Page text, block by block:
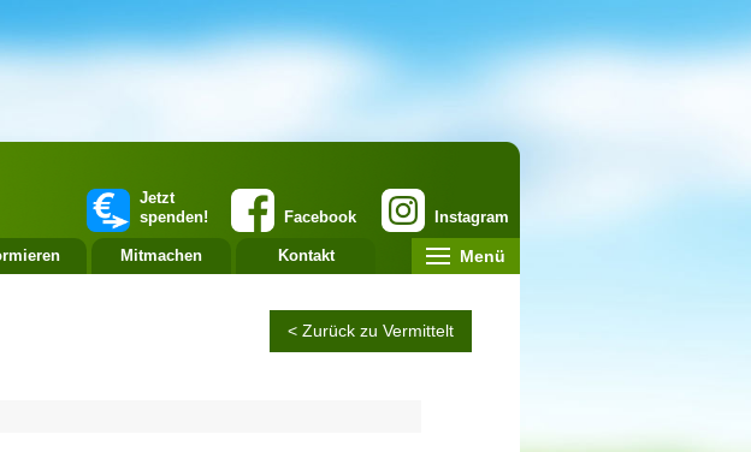
Instagram
Facebook
Jetzt
spenden!
Mitmachen Kontakt Menü
< Zurück zu Vermittelt